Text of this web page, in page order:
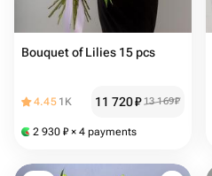
Bouquet of Lilies 15 pcs
4.45 1K 11 720₽ 13 169₽
2 930 ₽ × 4 payments